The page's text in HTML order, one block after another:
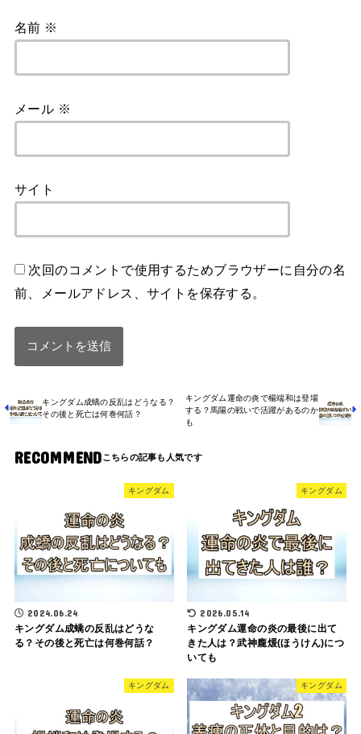
名前 ※
メール ※
サイト
次回のコメントで使用するためブラウザーに自分の名
前、メールアドレス、サイトを保存する。
キングダム成蟜の反乱はどうなる？
その後と死亡は何巻何話？
キングダム運命の炎で楊端和は登場
する？馬陽の戦いで活躍があるのか
も
RECOMMEND
キングダム
2024.06.24
キングダム成蟜の反乱はどうな
る？その後と死亡は何巻何話？
キングダム
2026.05.14
キングダム運命の炎の最後に出て
きた人は？武神龐煖(ほうけん)につ
いても
キングダム キングダム